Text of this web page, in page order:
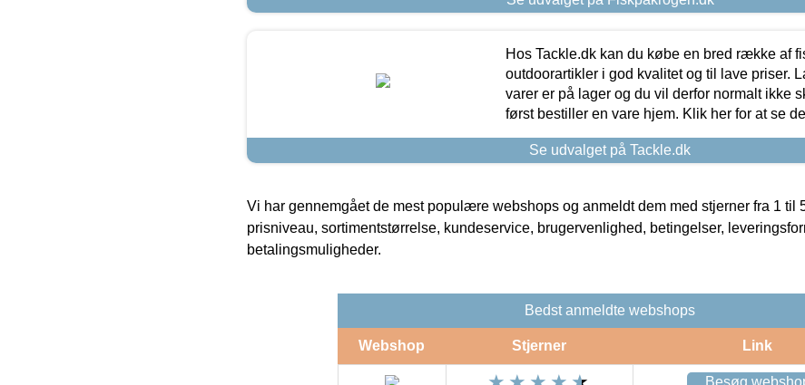
Hos Tackle.dk kan du købe en bred række af
outdoorartikler i god kvalitet og til lave priser.
varer er på lager og du vil derfor normalt ikke
først bestiller en vare hjem. Klik her for at se
Se udvalget på Tackle.dk
Vi har gennemgået de mest populære webshops og anmeldt dem med stjerner fra 1 til
prisniveau, sortimentstørrelse, kundeservice, brugervenlighed, betingelser,
betalingsmuligheder.
Bedst anmeldte webshops
Webshop Stjerner Link
Besøg